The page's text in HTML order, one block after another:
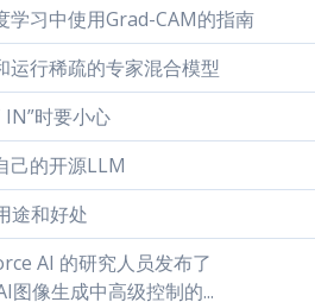
学习中使用Grad-CAM的指南
行稀疏的专家混合模型
时要小心
己的开源LLM
途和好处
AI 的研究人员发布了
像生成中高级控制的...